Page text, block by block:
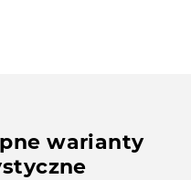
warianty